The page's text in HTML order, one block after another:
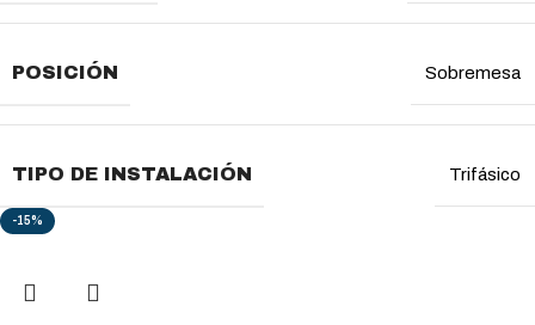
POSICIÓN Sobremesa
TIPO DE INSTALACIÓN Trifásico
-15%